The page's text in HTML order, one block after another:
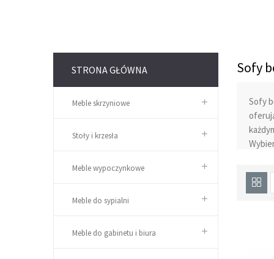
STRONA GŁÓWNA
Meble skrzyniowe
Stoły i krzesła
Meble wypoczynkowe
Meble do sypialni
Meble do gabinetu i biura
Sofy
Sofy